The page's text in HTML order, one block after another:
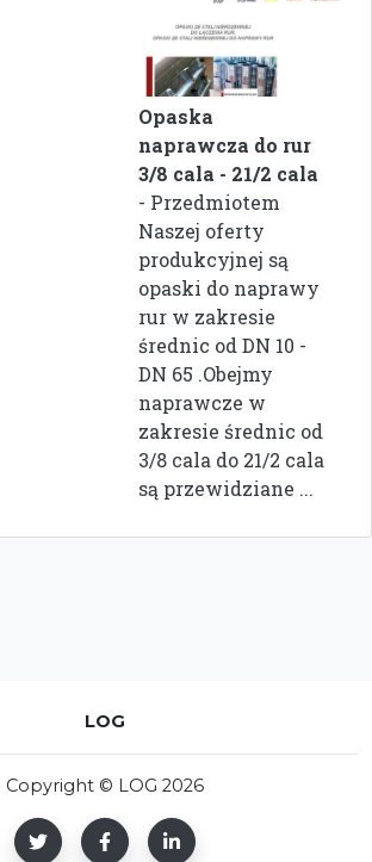
Opaska
naprawcza do rur
3/8 cala - 21/2 cala
- Przedmiotem
Naszej oferty
produkcyjnej są
opaski do naprawy
rur w zakresie
średnic od DN 10 -
DN 65 .Obejmy
naprawcze w
zakresie średnic od
3/8 cala do 21/2 cala
są przewidziane ...
LOG
Copyright © LOG 2026